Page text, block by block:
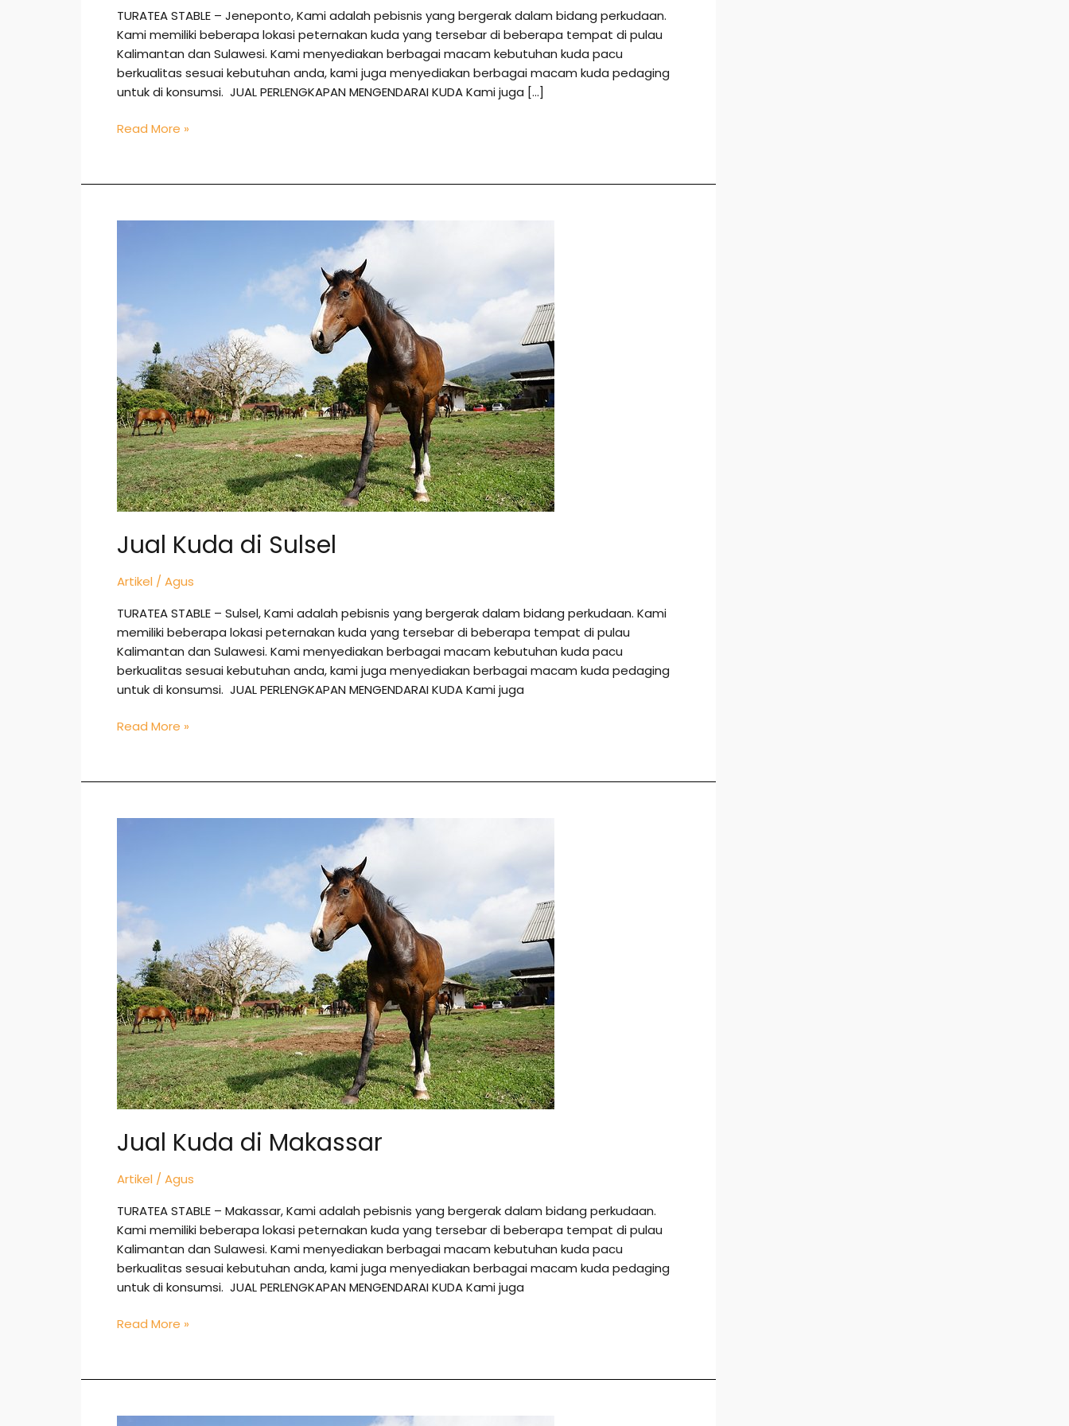
TURATEA STABLE – Jeneponto, Kami adalah pebisnis yang bergerak dalam bidang perkudaan.
Kami memiliki beberapa lokasi peternakan kuda yang tersebar di beberapa tempat di pulau
Kalimantan dan Sulawesi. Kami menyediakan berbagai macam kebutuhan kuda pacu
berkualitas sesuai kebutuhan anda, kami juga menyediakan berbagai macam kuda pedaging
untuk di konsumsi. JUAL PERLENGKAPAN MENGENDARAI KUDA Kami juga […]
Read More »
Jual Kuda di Sulsel
Artikel / Agus
TURATEA STABLE – Sulsel, Kami adalah pebisnis yang bergerak dalam bidang perkudaan. Kami
memiliki beberapa lokasi peternakan kuda yang tersebar di beberapa tempat di pulau
Kalimantan dan Sulawesi. Kami menyediakan berbagai macam kebutuhan kuda pacu
berkualitas sesuai kebutuhan anda, kami juga menyediakan berbagai macam kuda pedaging
untuk di konsumsi. JUAL PERLENGKAPAN MENGENDARAI KUDA Kami juga
Read More »
Jual Kuda di Makassar
Artikel / Agus
TURATEA STABLE – Makassar, Kami adalah pebisnis yang bergerak dalam bidang perkudaan.
Kami memiliki beberapa lokasi peternakan kuda yang tersebar di beberapa tempat di pulau
Kalimantan dan Sulawesi. Kami menyediakan berbagai macam kebutuhan kuda pacu
berkualitas sesuai kebutuhan anda, kami juga menyediakan berbagai macam kuda pedaging
untuk di konsumsi. JUAL PERLENGKAPAN MENGENDARAI KUDA Kami juga
Read More »